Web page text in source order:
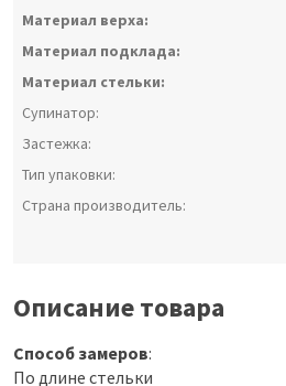
Материал верха:
Материал подклада:
Материал стельки:
Супинатор:
Застежка:
Тип упаковки:
Страна производитель:
Описание товара
Способ замеров:
По длине стельки